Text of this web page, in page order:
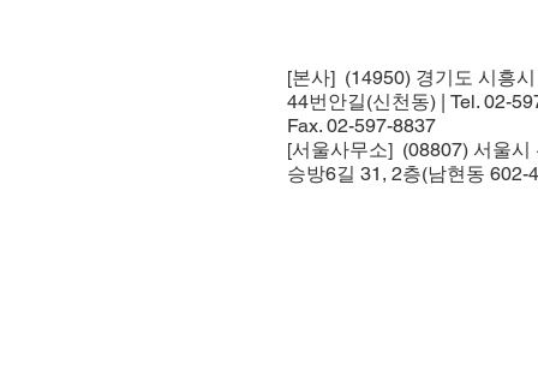
[본사] (14950) 경기도 시흥
44번안길(신천동) | Tel. 02-
Fax. 02-597-8837
[서울사무소] (08807) 서울시
승방6길 31, 2층(남현동 602-